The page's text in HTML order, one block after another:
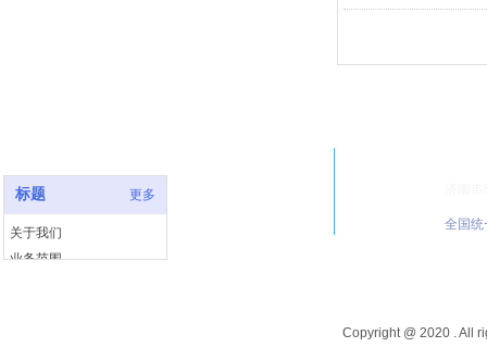
标题 更多
关于我们
业务范围
全国
Copyright @ 2020 . All